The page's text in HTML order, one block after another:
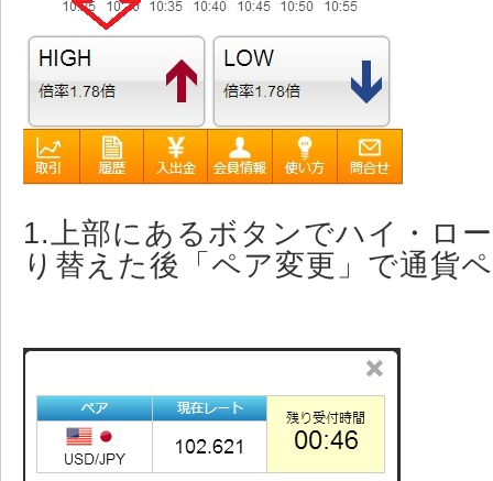
1.上部にあるボタンでハイ・ロ
り替えた後「ペア変更」で通貨